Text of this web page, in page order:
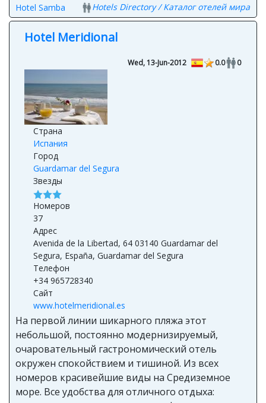
Hotel Samba Hotels Directory / Каталог отелей мира
Hotel Meridional
Wed, 13-Jun-2012 0.0 0
Страна
Испания
Город
Guardamar del Segura
Звезды
Номеров
37
Адрес
Avenida de la Libertad, 64 03140 Guardamar del
Segura, España, Guardamar del Segura
Телефон
+34 965728340
Сайт
www.hotelmeridional.es
На первой линии шикарного пляжа этот
небольшой, постоянно модернизируемый,
очаровательный гастрономический отель
окружен спокойствием и тишиной. Из всех
номеров красивейшие виды на Средиземное
море. Все удобства для отличного отдыха: